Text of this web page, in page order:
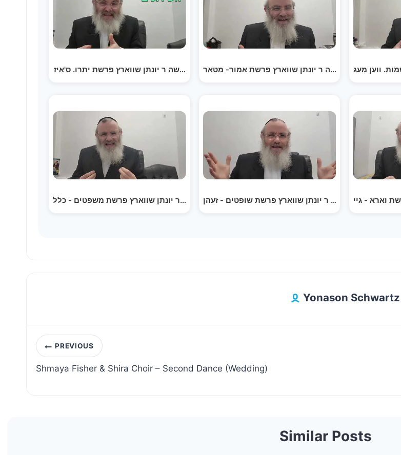
חיזוק פון די פרשה ר יונתן שווארץ פרשת יתרו. ס'איז…
חיזוק פון די פרשה ר יונתן שווארץ פרשת משפטים - כלל…
חיזוק פון די פרשה ר יונתן שווארץ פרשת אמור- מטאר…
חיזוק פון די פרשה ר יונתן שווארץ פרשת שופטים - זעהן…
Yonason Schwartz
Post
navigation
PREVIOUS
Shmaya Fisher & Shira Choir – Second Dance (Wedding)
Similar Posts